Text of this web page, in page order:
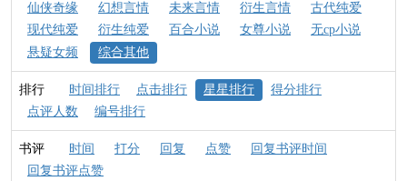
仙侠奇缘
幻想言情 未来言情 衍生言情
古代纯爱
现代纯爱
衍生纯爱 百合小说 女尊小说
无cp小说
悬疑女频
综合其他
排行 时间排行 点击排行 星星排行
得分排行
点评人数
编号排行
书评 时间 打分 回复 点赞
回复书评时间
回复书评点赞